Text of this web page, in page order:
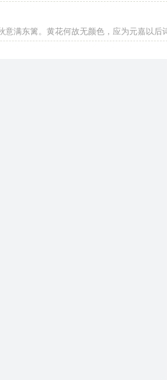
意满东篱。黄花何故无颜色，应为元嘉以后